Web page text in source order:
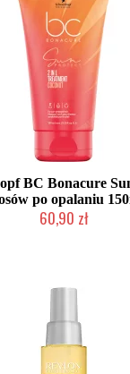
BC Bonacure
po opalaniu
60,90 zł